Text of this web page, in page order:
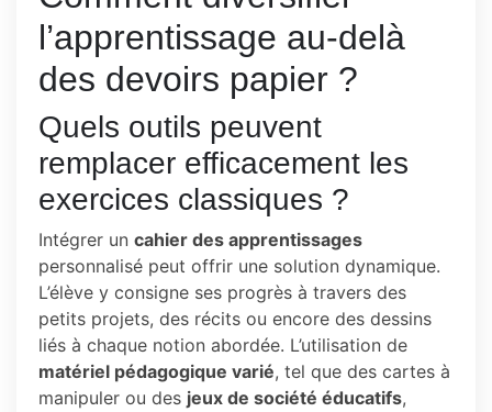
l’apprentissage au-delà
des devoirs papier ?
Quels outils peuvent
remplacer efficacement les
exercices classiques ?
Intégrer un cahier des apprentissages
personnalisé peut offrir une solution dynamique.
L’élève y consigne ses progrès à travers des
petits projets, des récits ou encore des dessins
liés à chaque notion abordée. L’utilisation de
matériel pédagogique varié, tel que des cartes à
manipuler ou des jeux de société éducatifs,